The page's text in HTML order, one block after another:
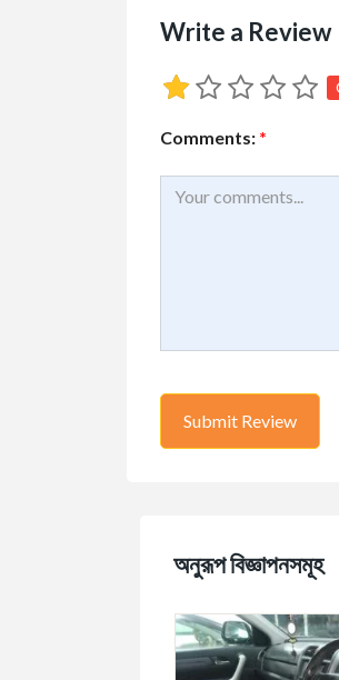
Write a Review
Comments: *
অনুরূপ বিজ্ঞাপনসমূহ